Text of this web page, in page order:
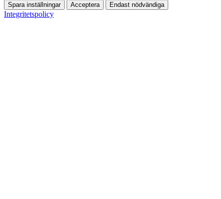
Spara inställningar Acceptera Endast nödvändiga
Integritetspolicy